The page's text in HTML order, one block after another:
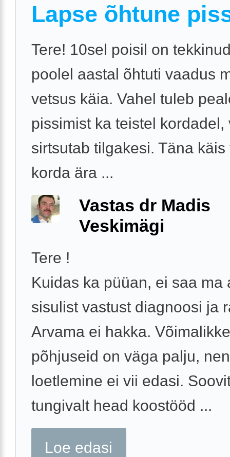
Lapse õhtune
Tere! 10sel poisil on
poolel aastal õhtuti vaadus
vetsus käia. Vahel tuleb
pissimist ka teistel kordadel,
sirtsutab tilgakesi. Täna käis
korda ära ...
Vastas dr Madis
Veskimägi
Tere !
Kuidas ka püüan, ei saa ma
sisulist vastust diagnoosi ja
Arvama ei hakka. Võimalikke
põhjuseid on väga palju,
loetlemine ei vii edasi.
tungivalt head koostööd ...
Loe edasi